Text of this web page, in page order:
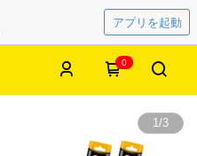
アプリを起動
0
1/3